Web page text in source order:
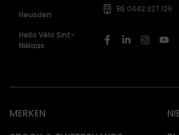
Heusden
Hello Vélo Sint-
Niklaas
BE 0442.327.126
MERKEN